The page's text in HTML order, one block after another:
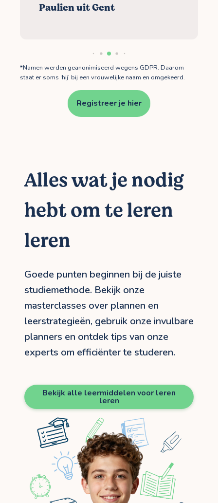
Paulien uit Gent
*Namen werden geanonimiseerd wegens GDPR. Daarom
staat er soms ‘hij’ bij een vrouwelijke naam en omgekeerd.
Registreer je hier
Alles wat je nodig
hebt om te leren
leren
Goede punten beginnen bij de juiste
studiemethode. Bekijk onze
masterclasses over plannen en
leerstrategieën, gebruik onze invulbare
planners en ontdek tips van onze
experts om efficiënter te studeren.
Bekijk alle leermiddelen voor leren
leren